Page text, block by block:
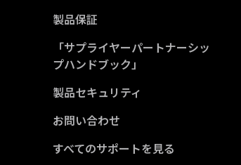
製品保証
「サプライヤーパートナーシッ
プハンドブック」
製品セキュリティ
お問い合わせ
すべてのサポートを見る